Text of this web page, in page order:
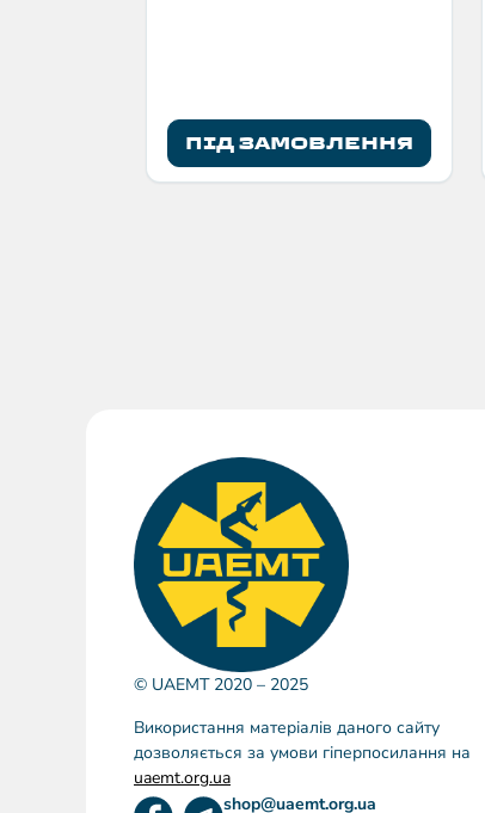
ПІД ЗАМОВЛЕННЯ
© UAEMT 2020 – 2025
Використання матеріалів даного сайту
дозволяється за умови гіперпосилання на
uaemt.org.ua
shop@uaemt.org.ua